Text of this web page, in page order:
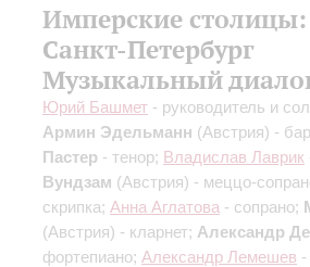
Имперские
Санкт-Петербург
Музыкальный
Юрий Башмет - руководитель и
Армин Эдельманн (Австрия) -
Пастер - тенор; Владислав Лаврик
Вундзам (Австрия) - меццо-
скрипка; Анна Аглатова - сопрано;
(Австрия) - кларнет; Александр
фортепиано; Александр Лемешев